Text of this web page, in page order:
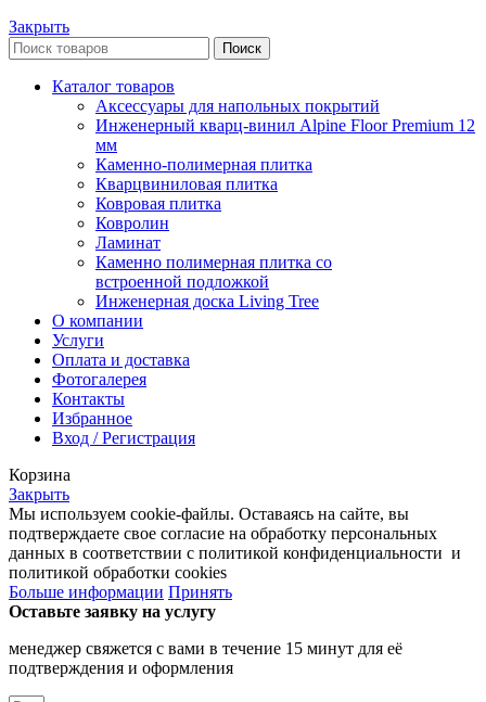
Закрыть
Поиск
Каталог товаров
Аксессуары для напольных покрытий
Инженерный кварц-винил Alpine Floor Premium 12
мм
Каменно-полимерная плитка
Кварцвиниловая плитка
Ковровая плитка
Ковролин
Ламинат
Каменно полимерная плитка со
встроенной подложкой
Инженерная доска Living Tree
О компании
Услуги
Оплата и доставка
Фотогалерея
Контакты
Избранное
Вход / Регистрация
Корзина
Закрыть
Мы используем cookie-файлы. Оставаясь на сайте, вы
подтверждаете свое согласие на обработку персональных
данных в соответствии с политикой конфиденциальности и
политикой обработки cookies
Больше информации Принять
Оставьте заявку на услугу
менеджер свяжется с вами в течение 15 минут для её
подтверждения и оформления